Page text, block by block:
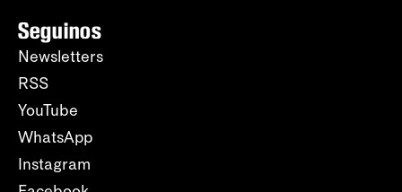
Seguinos
Newsletters
RSS
YouTube
WhatsApp
Instagram